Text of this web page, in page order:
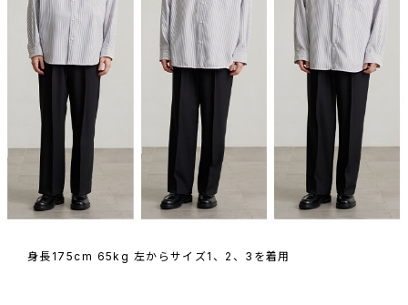
身長175cm 65kg 左からサイズ1、2、3を着用